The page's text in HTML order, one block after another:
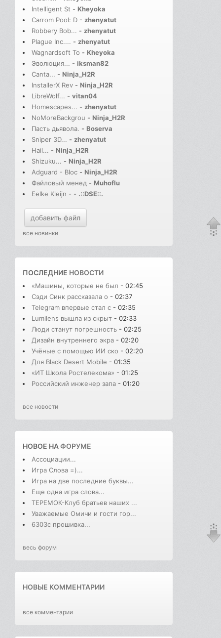
Intelligent St - Kheyoka
Carrom Pool: D - zhenyatut
Robbery Bob... - zhenyatut
Plague Inc.... - zhenyatut
Wagnardsoft To - Kheyoka
Эволюция... - iksman82
Canta... - Ninja_H2R
InstallerX Rev - Ninja_H2R
LibreWolf... - vitan04
Homescapes... - zhenyatut
NoMoreBackgrou - Ninja_H2R
Пасть дьявола. - Boserva
Sniper 3D... - zhenyatut
Hail... - Ninja_H2R
Shizuku... - Ninja_H2R
Adguard - Bloc - Ninja_H2R
Файловый менед - Muhoflu
Eelke Kleijn - - .::DSE::.
добавить файл
все новинки
ПОСЛЕДНИЕ НОВОСТИ
«Машины, которые не был - 02:45
Сэди Синк рассказала о - 02:37
Telegram впервые стал с - 02:35
Lumilens вышла из скрыт - 02:33
Люди станут погрешность - 02:25
Дизайн внутреннего экра - 02:20
Учёные с помощью ИИ ско - 02:20
Для Black Desert Mobile - 01:35
«ИТ Школа Ростелекома» - 01:25
Российский инженер запа - 01:20
все новости
НОВОЕ НАФОРУМЕ
Ассоциации...
Игра Слова =)...
Игра на две последние буквы...
Еще одна игра слова...
ТЕРЕМОК-Клуб братьев наших ...
Уважаемые Омичи и гости гор...
6303с прошивка...
весь форум
НОВЫЕ КОММЕНТАРИИ
все комментарии